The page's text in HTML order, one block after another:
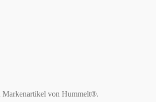
Markenartikel von Hummelt®.